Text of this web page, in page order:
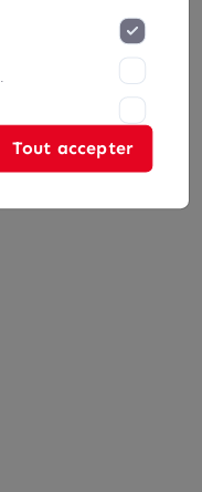
Tout accepter